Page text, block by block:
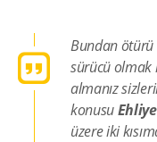
Bundan
sürücü olmak
almanız
konusu
üzere iki